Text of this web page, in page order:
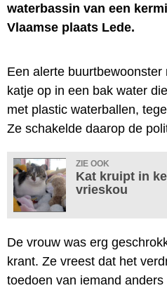
waterbassin van een
Vlaamse plaats Lede.
Een alerte
katje op in een bak water
met plastic waterballen,
Ze schakelde daarop de
ZIE OOK
Kat kruipt in
vrieskou
De vrouw was erg
krant. Ze vreest dat het
toedoen van iemand